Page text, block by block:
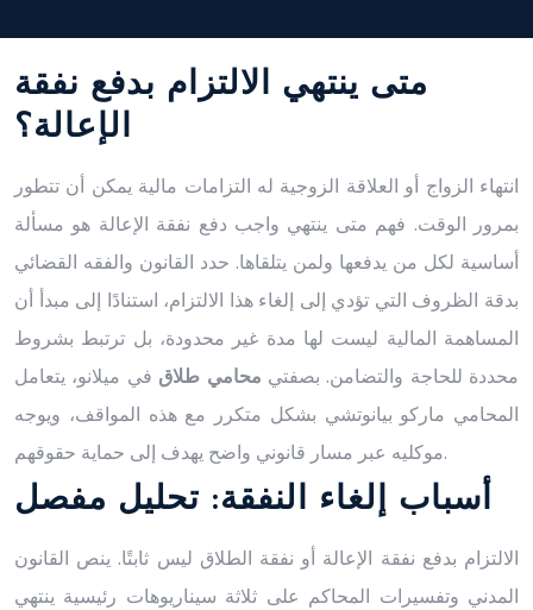
متى ينتهي الالتزام بدفع نفقة
الإعالة؟
انتهاء الزواج أو العلاقة الزوجية له التزامات مالية يمكن أن تتطور
بمرور الوقت. فهم متى ينتهي واجب دفع نفقة الإعالة هو مسألة
أساسية لكل من يدفعها ولمن يتلقاها. حدد القانون والفقه القضائي
بدقة الظروف التي تؤدي إلى إلغاء هذا الالتزام، استنادًا إلى مبدأ أن
المساهمة المالية ليست لها مدة غير محدودة، بل ترتبط بشروط
محددة للحاجة والتضامن. بصفتي محامي طلاق في ميلانو، يتعامل
المحامي ماركو بيانوتشي بشكل متكرر مع هذه المواقف، ويوجه
موكليه عبر مسار قانوني واضح يهدف إلى حماية حقوقهم.
أسباب إلغاء النفقة: تحليل مفصل
الالتزام بدفع نفقة الإعالة أو نفقة الطلاق ليس ثابتًا. ينص القانون
المدني وتفسيرات المحاكم على ثلاثة سيناريوهات رئيسية ينتهي